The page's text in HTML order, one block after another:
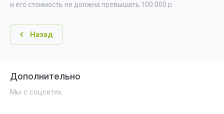
и его стоимость не должна превышать 100 000 р.
Назад
Дополнительно
Мы с соцсетях: